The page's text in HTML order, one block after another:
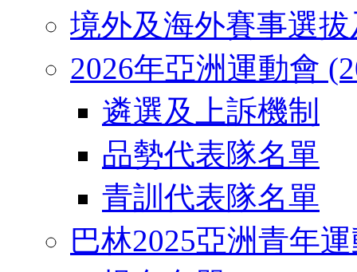
境外及海外賽事選
2026年亞洲運動會
遴選及上訴機制
品勢代表隊名單
青訓代表隊名單
巴林2025亞洲青年